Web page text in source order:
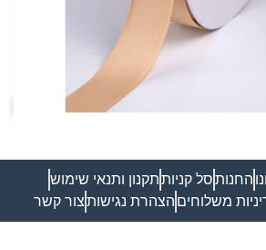
החנותסל קניותתקנון ותנאי שימוש
משלוחים הצהרת נגישותצור קשר